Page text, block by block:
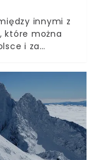
innymi z
które można
i za
kraju.
ostrzega